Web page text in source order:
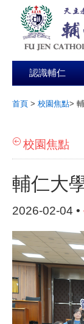
認識輔仁
首頁 > 校園焦點>
校園焦點
輔仁大
2026-02-04 •